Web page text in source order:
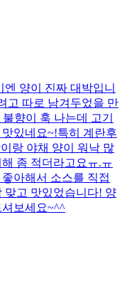
양이 진짜 대박입니
고 따로 남겨두었을 만
향이 훅 나는데 고기
있네요~!특히 계란후
랑 야채 양이 워낙 많
좀 적더라고요ㅠ.ㅠ
아해서 소스를 직접
맞고 맛있었습니다! 양
보세요~^^